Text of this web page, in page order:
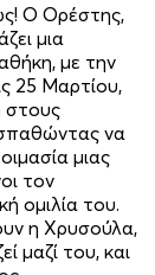
Ο Ορέστης,
μια
με την
25 Μαρτίου,
στους
να
μιας
τον
ομιλία του.
η Χρυσούλα,
μαζί του, και